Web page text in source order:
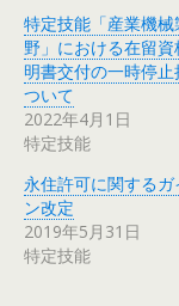
特定技能「産業機
野」における在留
明書交付の一時停止
ついて
2022年4月1日
特定技能
永住許可に関するガ
ン改定
2019年5月31日
特定技能